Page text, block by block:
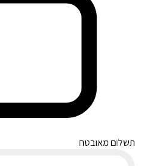
תשלום מאובטח